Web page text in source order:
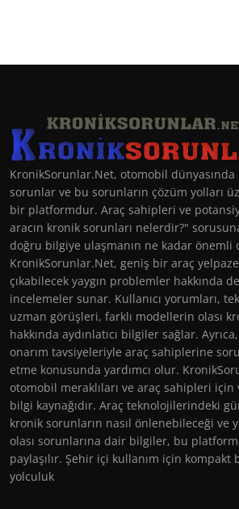
KronikSorunlar.Net, otomobil dünyasında
sorunlar ve bu sorunların çözüm yolları
bir platformdur. Araç sahipleri ve
aracın kronik sorunları nelerdir?"
doğru bilgiye ulaşmanın ne kadar
KronikSorunlar.Net, geniş bir araç
çıkabilecek yaygın problemler hakkında
incelemeler sunar. Kullanıcı yorumları,
uzman görüşleri, farklı modellerin olası
hakkında aydınlatıcı bilgiler sağlar.
onarım tavsiyeleriyle araç sahiplerine
etme konusunda yardımcı olur.
otomobil meraklıları ve araç sahipleri
bilgi kaynağıdır. Araç teknolojilerindeki
kronik sorunların nasıl önlenebileceği ve
olası sorunlarına dair bilgiler, bu
paylaşılır. Şehir içi kullanım için
yolculuk